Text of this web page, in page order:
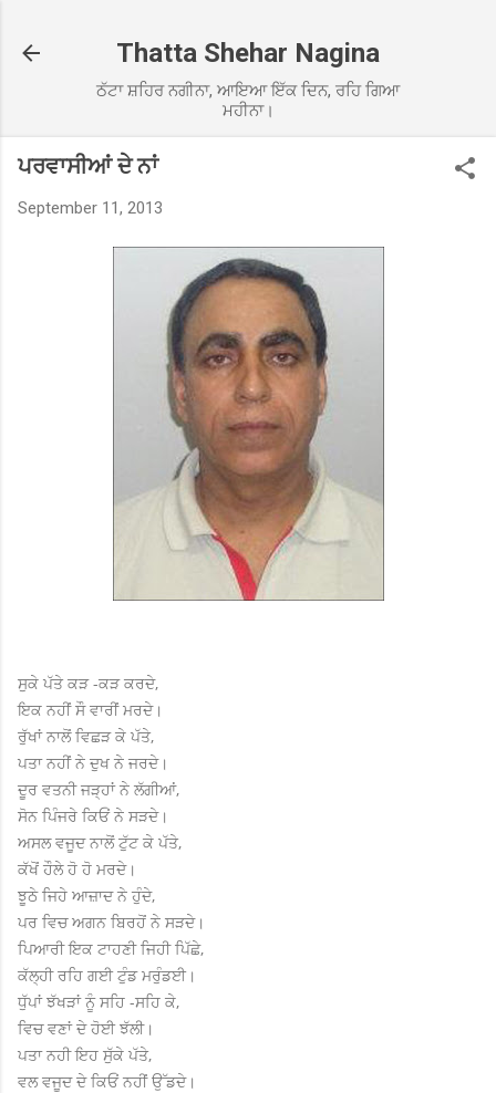
Thatta Shehar Nagina
ਠੱਟਾ ਸ਼ਹਿਰ ਨਗੀਨਾ, ਆਇਆ ਇੱਕ ਦਿਨ, ਰਹਿ ਗਿਆ
ਮਹੀਨਾ।
ਪਰਵਾਸੀਆਂ ਦੇ ਨਾਂ
September 11, 2013
ਸੁਕੇ ਪੱਤੇ ਕੜ -ਕੜ ਕਰਦੇ,
ਇਕ ਨਹੀਂ ਸੌ ਵਾਰੀਂ ਮਰਦੇ।
ਰੁੱਖਾਂ ਨਾਲੋਂ ਵਿਛੜ ਕੇ ਪੱਤੇ,
ਪਤਾ ਨਹੀਂ ਨੇ ਦੁਖ ਨੇ ਜਰਦੇ।
ਦੂਰ ਵਤਨੀ ਜੜ੍ਹਾਂ ਨੇ ਲੱਗੀਆਂ,
ਸੋਨ ਪਿੰਜਰੇ ਕਿਓਂ ਨੇ ਸੜਦੇ।
ਅਸਲ ਵਜੂਦ ਨਾਲੋਂ ਟੁੱਟ ਕੇ ਪੱਤੇ,
ਕੱਖੋਂ ਹੌਲੇ ਹੋ ਹੋ ਮਰਦੇ।
ਝੂਠੇ ਜਿਹੇ ਆਜ਼ਾਦ ਨੇ ਹੁੰਦੇ,
ਪਰ ਵਿਚ ਅਗਨ ਬਿਰਹੋਂ ਨੇ ਸੜਦੇ।
ਪਿਆਰੀ ਇਕ ਟਾਹਣੀ ਜਿਹੀ ਪਿੱਛੇ,
ਕੱਲ੍ਹੀ ਰਹਿ ਗਈ ਟੁੰਡ ਮਰੁੰਡਈ।
ਧੁੱਪਾਂ ਝੱਖੜਾਂ ਨੂੰ ਸਹਿ -ਸਹਿ ਕੇ,
ਵਿਚ ਵਣਾਂ ਦੇ ਹੋਈ ਝੱਲੀ।
ਪਤਾ ਨਹੀ ਇਹ ਸੁੱਕੇ ਪੱਤੇ,
ਵਲ ਵਜੂਦ ਦੇ ਕਿਓਂ ਨਹੀਂ ਉੱਡਦੇ।